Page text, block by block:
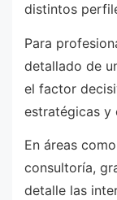
distintos
Para
detallado de
el factor
estratégicas y
En áreas
consultoría,
detalle las